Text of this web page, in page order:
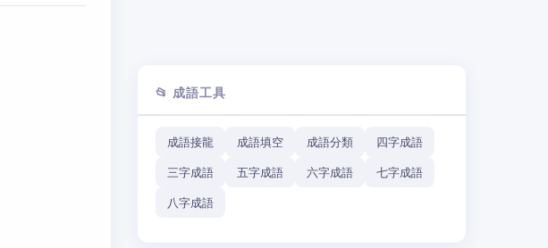
📂 成語工具
成語接龍 成語填空 成語分類 四字成語
三字成語 五字成語 六字成語 七字成語
八字成語